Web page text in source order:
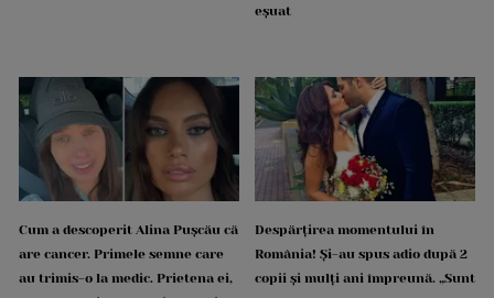
eșuat
Cum a descoperit Alina Pușcău că
are cancer. Primele semne care
au trimis-o la medic. Prietena ei,
Despărțirea momentului în
România! Și-au spus adio după 2
copii și mulți ani împreună. „Sunt